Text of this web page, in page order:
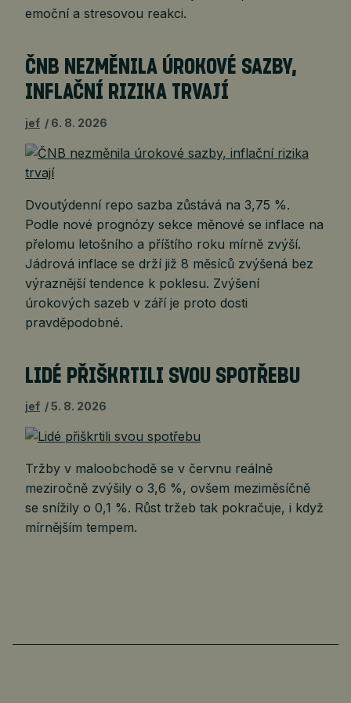
emoční a stresovou reakci.
ČNB NEZMĚNILA ÚROKOVÉ SAZBY,
INFLAČNÍ RIZIKA TRVAJÍ
jef 6. 8. 2026
Dvoutýdenní repo sazba zůstává na 3,75 %.
Podle nové prognózy sekce měnové se inflace na
přelomu letošního a příštího roku mírně zvýší.
Jádrová inflace se drží již 8 měsíců zvýšená bez
výraznější tendence k poklesu. Zvýšení
úrokových sazeb v září je proto dosti
pravděpodobné.
LIDÉ PŘIŠKRTILI SVOU SPOTŘEBU
jef 5. 8. 2026
Tržby v maloobchodě se v červnu reálně
meziročně zvýšily o 3,6 %, ovšem meziměsíčně
se snížily o 0,1 %. Růst tržeb tak pokračuje, i když
mírnějším tempem.